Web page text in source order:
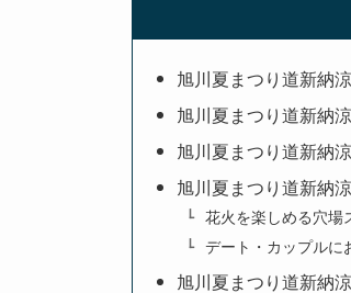
旭川夏まつり道新納
旭川夏まつり道新納
旭川夏まつり道新納
旭川夏まつり道新納
花火を楽しめる穴場
デート・カップルに
旭川夏まつり道新納